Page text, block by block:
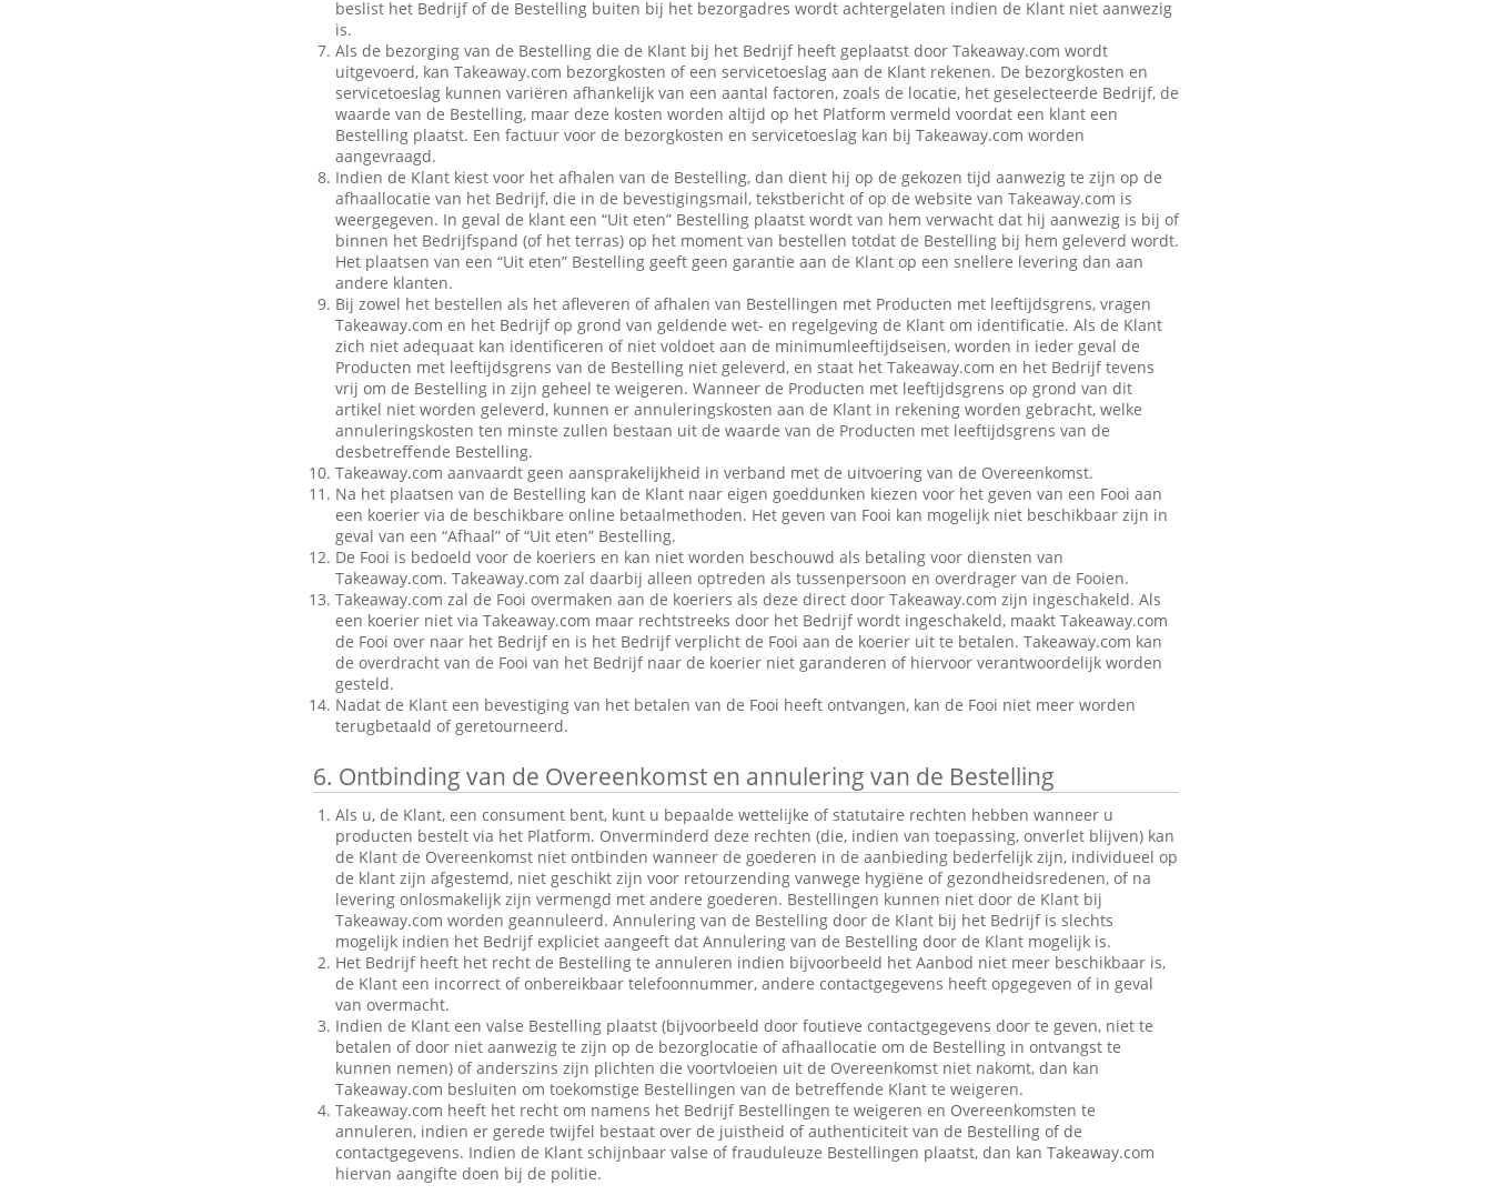
beslist het Bedrijf of de Bestelling buiten bij het bezorgadres wordt achtergelaten indien de Klant niet aanwezig
is.
Als de bezorging van de Bestelling die de Klant bij het Bedrijf heeft geplaatst door Takeaway.com wordt
uitgevoerd, kan Takeaway.com bezorgkosten of een servicetoeslag aan de Klant rekenen. De bezorgkosten en
servicetoeslag kunnen variëren afhankelijk van een aantal factoren, zoals de locatie, het geselecteerde Bedrijf, de
waarde van de Bestelling, maar deze kosten worden altijd op het Platform vermeld voordat een klant een
Bestelling plaatst. Een factuur voor de bezorgkosten en servicetoeslag kan bij Takeaway.com worden
aangevraagd.
Indien de Klant kiest voor het afhalen van de Bestelling, dan dient hij op de gekozen tijd aanwezig te zijn op de
afhaallocatie van het Bedrijf, die in de bevestigingsmail, tekstbericht of op de website van Takeaway.com is
weergegeven. In geval de klant een “Uit eten” Bestelling plaatst wordt van hem verwacht dat hij aanwezig is bij of
binnen het Bedrijfspand (of het terras) op het moment van bestellen totdat de Bestelling bij hem geleverd wordt.
Het plaatsen van een “Uit eten” Bestelling geeft geen garantie aan de Klant op een snellere levering dan aan
andere klanten.
Bij zowel het bestellen als het afleveren of afhalen van Bestellingen met Producten met leeftijdsgrens, vragen
Takeaway.com en het Bedrijf op grond van geldende wet- en regelgeving de Klant om identificatie. Als de Klant
zich niet adequaat kan identificeren of niet voldoet aan de minimumleeftijdseisen, worden in ieder geval de
Producten met leeftijdsgrens van de Bestelling niet geleverd, en staat het Takeaway.com en het Bedrijf tevens
vrij om de Bestelling in zijn geheel te weigeren. Wanneer de Producten met leeftijdsgrens op grond van dit
artikel niet worden geleverd, kunnen er annuleringskosten aan de Klant in rekening worden gebracht, welke
annuleringskosten ten minste zullen bestaan uit de waarde van de Producten met leeftijdsgrens van de
desbetreffende Bestelling.
Takeaway.com aanvaardt geen aansprakelijkheid in verband met de uitvoering van de Overeenkomst.
Na het plaatsen van de Bestelling kan de Klant naar eigen goeddunken kiezen voor het geven van een Fooi aan
een koerier via de beschikbare online betaalmethoden. Het geven van Fooi kan mogelijk niet beschikbaar zijn in
geval van een “Afhaal” of “Uit eten” Bestelling.
De Fooi is bedoeld voor de koeriers en kan niet worden beschouwd als betaling voor diensten van
Takeaway.com. Takeaway.com zal daarbij alleen optreden als tussenpersoon en overdrager van de Fooien.
Takeaway.com zal de Fooi overmaken aan de koeriers als deze direct door Takeaway.com zijn ingeschakeld. Als
een koerier niet via Takeaway.com maar rechtstreeks door het Bedrijf wordt ingeschakeld, maakt Takeaway.com
de Fooi over naar het Bedrijf en is het Bedrijf verplicht de Fooi aan de koerier uit te betalen. Takeaway.com kan
de overdracht van de Fooi van het Bedrijf naar de koerier niet garanderen of hiervoor verantwoordelijk worden
gesteld.
Nadat de Klant een bevestiging van het betalen van de Fooi heeft ontvangen, kan de Fooi niet meer worden
terugbetaald of geretourneerd.
6. Ontbinding van de Overeenkomst en annulering van de Bestelling
Als u, de Klant, een consument bent, kunt u bepaalde wettelijke of statutaire rechten hebben wanneer u
producten bestelt via het Platform. Onverminderd deze rechten (die, indien van toepassing, onverlet blijven) kan
de Klant de Overeenkomst niet ontbinden wanneer de goederen in de aanbieding bederfelijk zijn, individueel op
de klant zijn afgestemd, niet geschikt zijn voor retourzending vanwege hygiëne of gezondheidsredenen, of na
levering onlosmakelijk zijn vermengd met andere goederen. Bestellingen kunnen niet door de Klant bij
Takeaway.com worden geannuleerd. Annulering van de Bestelling door de Klant bij het Bedrijf is slechts
mogelijk indien het Bedrijf expliciet aangeeft dat Annulering van de Bestelling door de Klant mogelijk is.
Het Bedrijf heeft het recht de Bestelling te annuleren indien bijvoorbeeld het Aanbod niet meer beschikbaar is,
de Klant een incorrect of onbereikbaar telefoonnummer, andere contactgegevens heeft opgegeven of in geval
van overmacht.
Indien de Klant een valse Bestelling plaatst (bijvoorbeeld door foutieve contactgegevens door te geven, niet te
betalen of door niet aanwezig te zijn op de bezorglocatie of afhaallocatie om de Bestelling in ontvangst te
kunnen nemen) of anderszins zijn plichten die voortvloeien uit de Overeenkomst niet nakomt, dan kan
Takeaway.com besluiten om toekomstige Bestellingen van de betreffende Klant te weigeren.
Takeaway.com heeft het recht om namens het Bedrijf Bestellingen te weigeren en Overeenkomsten te
annuleren, indien er gerede twijfel bestaat over de juistheid of authenticiteit van de Bestelling of de
contactgegevens. Indien de Klant schijnbaar valse of frauduleuze Bestellingen plaatst, dan kan Takeaway.com
hiervan aangifte doen bij de politie.